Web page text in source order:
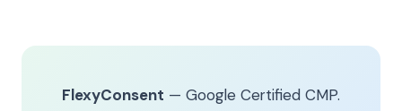
FlexyConsent — Google Certified CMP.